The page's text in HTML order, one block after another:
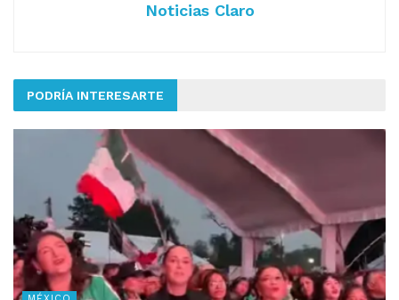
Noticias Claro
PODRÍA INTERESARTE